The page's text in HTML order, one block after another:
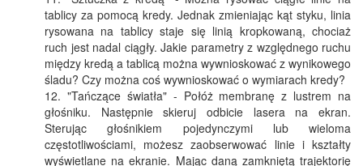
tablicy za pomocą kredy. Jednak zmieniając kąt styku, linia
rysowana na tablicy staje się linią kropkowaną, chociaż
ruch jest nadal ciągły. Jakie parametry z względnego ruchu
między kredą a tablicą można wywnioskować z wynikowego
śladu? Czy można coś wywnioskować o wymiarach kredy?
"Tańczące światła" - Połóż membranę z lustrem na
głośniku. Następnie skieruj odbicie lasera na ekran.
Sterując głośnikiem pojedynczymi lub wieloma
częstotliwościami, możesz zaobserwować linie i kształty
wyświetlane na ekranie. Mając daną zamkniętą trajektorię